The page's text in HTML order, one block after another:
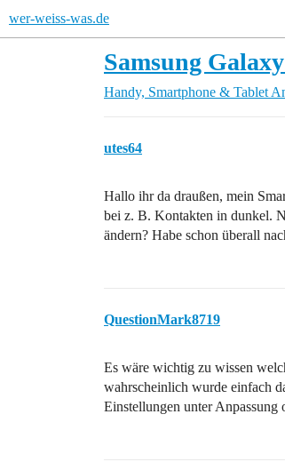
wer-weiss-was.de
Samsung
Handy, Smartphone & Tablet
utes64
Hallo ihr da draußen, mein
bei z. B. Kontakten in dunkel.
ändern? Habe schon überall
QuestionMark8719
Es wäre wichtig zu wissen
wahrscheinlich wurde einfach
Einstellungen unter Anpassung